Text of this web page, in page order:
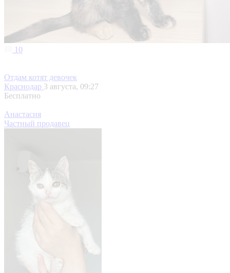
10
Отдам котят девочек
Краснодар 3 августа, 09:27
Бесплатно
Анастасия
Частный продавец